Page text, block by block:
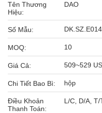
Tên Thương
Hiệu:
DAO
Số Mẫu:
MOQ: 10
Giá Cả: 509~529
Chi Tiết Bao Bì: hộp
Điều Khoản
Thanh Toán:
L/C, D/A,